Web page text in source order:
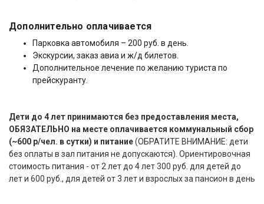
Дополнительно оплачивается
Парковка автомобиля – 200 руб. в день.
Экскурсии, заказ авиа и ж/д билетов.
Дополнительное лечение по желанию туриста по
прейскуранту.
Дети до 4 лет принимаются без предоставления места,
ОБЯЗАТЕЛЬНО на месте оплачивается коммунальный сбор
(~600 р/чел. в сутки) и питание(ОБРАТИТЕ ВНИМАНИЕ: дети
без оплаты в зал питания не допускаются). Ориентировочная
стоимость питания - от 2 лет до 4 лет 300 руб. для детей до
лет и 600 руб., для детей от 3 лет и взрослых за пансион в день